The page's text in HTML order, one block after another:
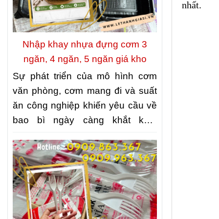
nhất.
Nhập khay nhựa đựng cơm 3
ngăn, 4 ngăn, 5 ngăn giá kho
Sự phát triển của mô hình cơm
văn phòng, cơm mang đi và suất
ăn công nghiệp khiến yêu cầu về
bao bì ngày càng khắt khe.
thực phẩm, bao bì còn phải giúp
món ăn được sắp xếp gọn gàng,
thuận tiện khi vận chuyển và giữ
được hình thức hấp dẫn khi đến
tay khách hàng. Đó cũng là lý do